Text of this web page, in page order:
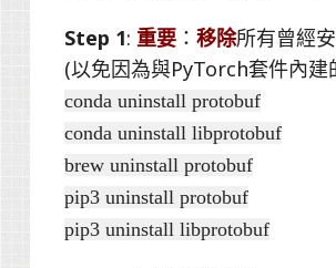
Step 1: 重要： 移除所有曾經
(以免因為與PyTorch套件內建
conda uninstall protobuf
conda uninstall libprotobuf
brew uninstall protobuf
pip3 uninstall protobuf
pip3 uninstall libprotobuf